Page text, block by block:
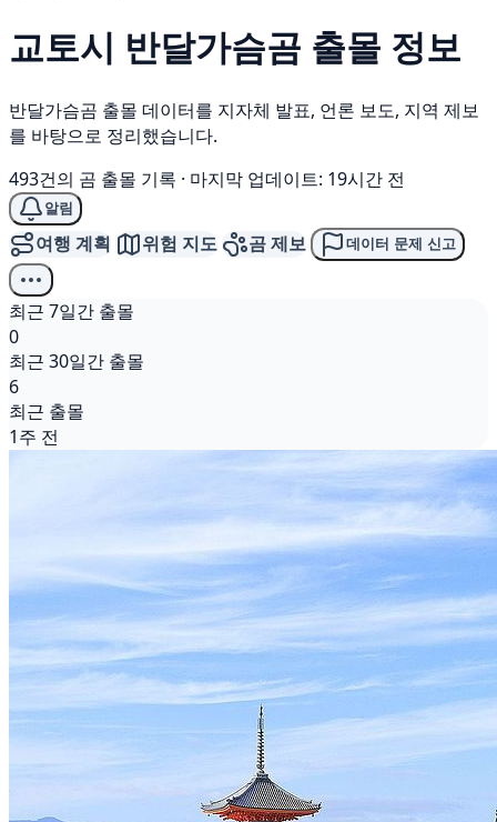
교토시 반달가슴곰 출몰 정보
반달가슴곰 출몰 데이터를 지자체 발표, 언론 보도, 지역 제보
를 바탕으로 정리했습니다.
493건의 곰 출몰 기록 · 마지막 업데이트: 19시간 전
알림
여행 계획 위험 지도 곰 제보 데이터 문제 신고
최근 7일간 출몰
0
최근 30일간 출몰
6
최근 출몰
1주 전